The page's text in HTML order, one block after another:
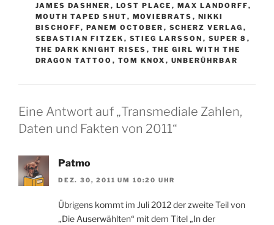
JAMES DASHNER , LOST PLACE , MAX LANDORFF,
MOUTH TAPED SHUT, MOVIEBRATS , NIKKI
BISCHOFF, PANEM OCTOBER , SCHERZ VERLAG ,
SEBASTIAN FITZEK , STIEG LARSSON , SUPER 8 ,
THE DARK KNIGHT RISES , THE GIRL WITH THE
DRAGON TATTOO , TOM KNOX , UNBERÜHRBAR
Eine Antwort auf „Transmediale Zahlen,
Daten und Fakten von 2011“
Patmo
DEZ. 30, 2011 UM 10:20 UHR
Übrigens kommt im Juli 2012 der zweite Teil von
„Die Auserwählten“ mit dem Titel „In der